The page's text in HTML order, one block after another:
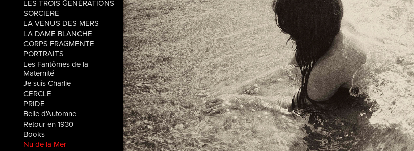
LES TROIS GÉNÉRATIONS
SORCIERE
LA VENUS DES MERS
LA DAME BLANCHE
CORPS FRAGMENTE
PORTRAITS
Les Fantômes de la
Maternité
Je suis Charlie
CERCLE
PRIDE
Belle d'Automne
Retour en 1930
Books
Nu de la Mer